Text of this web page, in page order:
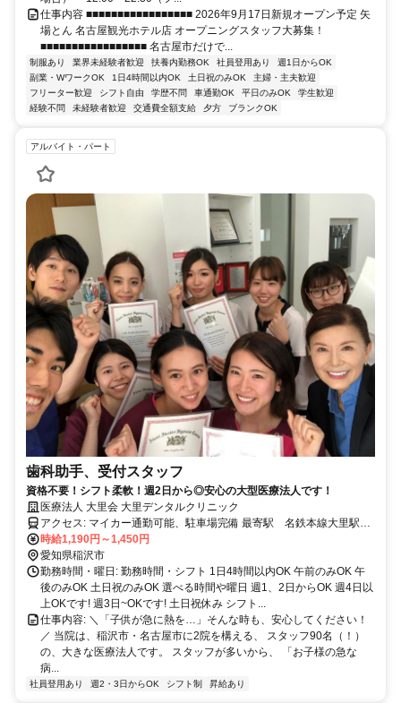
仕事内容 ■■■■■■■■■■■■■■■■■ 2026年9月17日新規オープン予定 矢
場とん 名古屋観光ホテル店 オープニングスタッフ大募集！
■■■■■■■■■■■■■■■■■ 名古屋市だけで...
制服あり 業界未経験者歓迎 扶養内勤務OK 社員登用あり
週1日からOK
副業・WワークOK
1日4時間以内OK 土日祝のみOK
主婦・主夫歓迎
フリーター歓迎
シフト自由 学歴不問 車通勤OK 平日のみOK
学生歓迎
経験不問
未経験者歓迎 交通費全額支給 夕方 ブランクOK
アルバイト・パート
歯科助手、受付スタッフ
資格不要！シフト柔軟！週2日から◎安心の大型医療法人です！
医療法人 大里会 大里デンタルクリニック
アクセス: マイカー通勤可能、駐車場完備 最寄駅 名鉄本線大里駅
徒歩約９分
時給1,190円～1,450円
愛知県稲沢市
勤務時間・曜日: 勤務時間・シフト 1日4時間以内OK 午前のみOK 午
後のみOK 土日祝のみOK 選べる時間や曜日 週1、2日からOK 週4日以
上OKです! 週3日~OKです! 土日祝休み シフト...
仕事内容: ＼「子供が急に熱を…」そんな時も、安心してください！
／ 当院は、稲沢市・名古屋市に2院を構える、 スタッフ90名（！）
の、大きな医療法人です。 スタッフが多いから、 「お子様の急な
病...
社員登用あり 週2・3日からOK シフト制 昇給あり